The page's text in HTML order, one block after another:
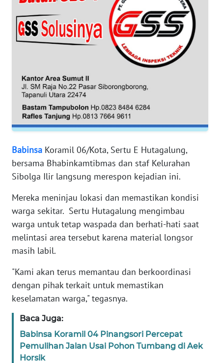
Babinsa Koramil 06/Kota, Sertu E Hutagalung,
bersama Bhabinkamtibmas dan staf Kelurahan
Sibolga Ilir langsung merespon kejadian ini.
Mereka meninjau lokasi dan memastikan kondisi
warga sekitar. Sertu Hutagalung mengimbau
warga untuk tetap waspada dan berhati-hati saat
melintasi area tersebut karena material longsor
masih labil.
"Kami akan terus memantau dan berkoordinasi
dengan pihak terkait untuk memastikan
keselamatan warga," tegasnya.
Baca Juga:
Babinsa Koramil 04 Pinangsori Percepat
Pemulihan Jalan Usai Pohon Tumbang di Aek
Horsik
KEPRI
WN
PAPUA
PAPUA
BARAT
WN
RIAU
WN
WN
JAMBI
SULTRA
WN
WN
SULTENG
WN
SULBAR